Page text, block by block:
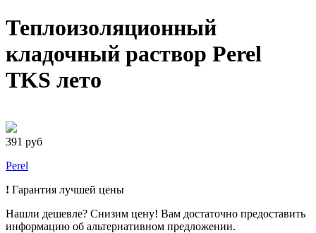
Теплоизоляционный
кладочный раствор Perel
TKS лето
391 руб
Perel
! Гарантия лучшей цены
Нашли дешевле? Снизим цену! Вам достаточно предоставить
информацию об альтернативном предложении.